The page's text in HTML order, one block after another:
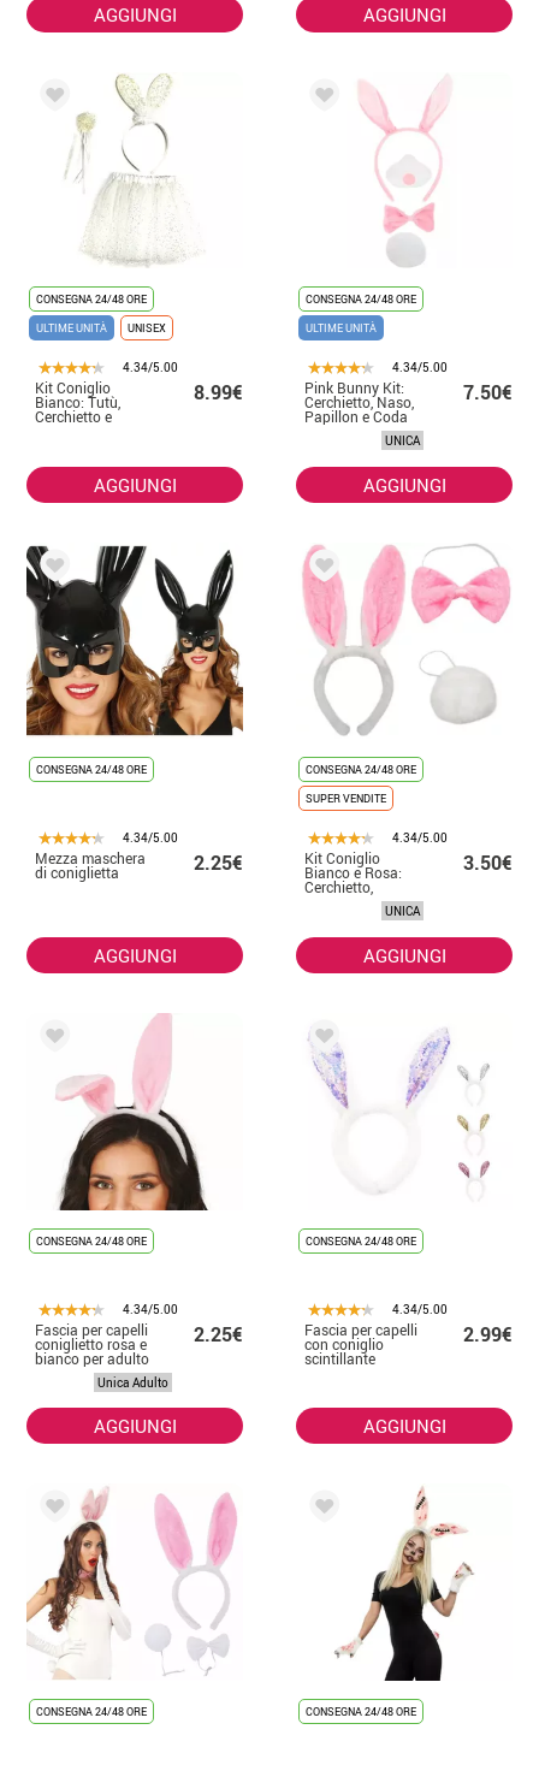
AGGIUNGI AGGIUNGI
CONSEGNA 24/48 ORE
ULTIME UNITÀ
UNISEX
4.34/5.00
Kit Coniglio
Bianco: Tutù,
Cerchietto e
8.99€
AGGIUNGI
CONSEGNA 24/48 ORE
ULTIME UNITÀ
4.34/5.00
Pink Bunny Kit:
Cerchietto, Naso,
Papillon e Coda
7.50€
UNICA
AGGIUNGI
CONSEGNA 24/48 ORE
4.34/5.00
Mezza maschera
di coniglietta 2.25€
AGGIUNGI
CONSEGNA 24/48 ORE
SUPER VENDITE
4.34/5.00
Kit Coniglio
Bianco e Rosa:
Cerchietto,
Papillon e Coda
3.50€
UNICA
AGGIUNGI
CONSEGNA 24/48 ORE
4.34/5.00
Fascia per capelli
coniglietto rosa e
bianco per adulto
2.25€
Unica Adulto
AGGIUNGI
CONSEGNA 24/48 ORE
4.34/5.00
Fascia per capelli
con coniglio
scintillante
2.99€
AGGIUNGI
CONSEGNA 24/48 ORE CONSEGNA 24/48 ORE